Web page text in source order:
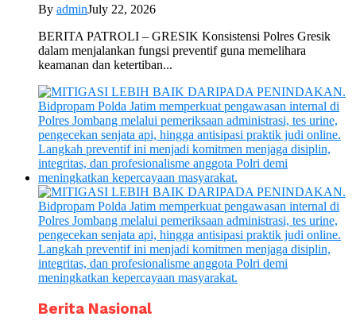
By adminJuly 22, 2026
BERITA PATROLI – GRESIK Konsistensi Polres Gresik
dalam menjalankan fungsi preventif guna memelihara
keamanan dan ketertiban...
Berita Nasional